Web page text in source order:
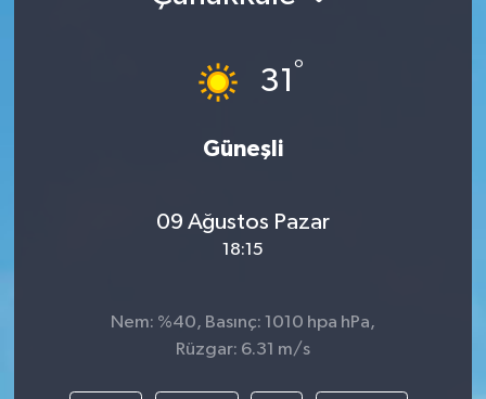
31 °
Güneşli
09 Ağustos Pazar
18:15
Nem: %40, Basınç: 1010 hpa hPa,
Rüzgar: 6.31 m/s
GÖLMARMARA
ŞEHZADELER